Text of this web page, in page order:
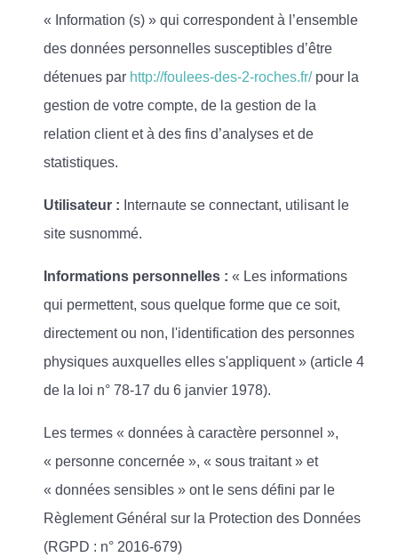
« Information (s) » qui correspondent à l’ensemble
des données personnelles susceptibles d’être
détenues par http://foulees-des-2-roches.fr/pour la
gestion de votre compte, de la gestion de la
relation client et à des fins d’analyses et de
statistiques.
Utilisateur : Internaute se connectant, utilisant le
site susnommé.
Informations personnelles : « Les informations
qui permettent, sous quelque forme que ce soit,
directement ou non, l'identification des personnes
physiques auxquelles elles s'appliquent » (article 4
de la loi n° 78-17 du 6 janvier 1978).
Les termes « données à caractère personnel »,
« personne concernée », « sous traitant » et
« données sensibles » ont le sens défini par le
Règlement Général sur la Protection des Données
(RGPD : n° 2016-679)